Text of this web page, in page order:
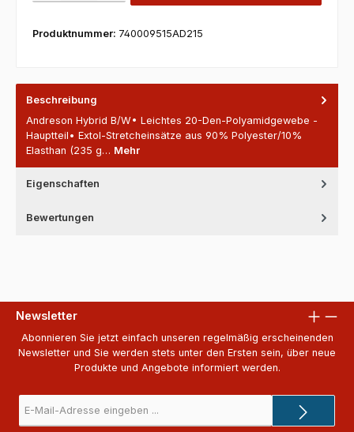
Produktnummer: 740009515AD215
Beschreibung
Andreson Hybrid B/W• Leichtes 20-Den-Polyamidgewebe -
Hauptteil• Extol-Stretcheinsätze aus 90% Polyester/10%
Elasthan (235 g… Mehr
Eigenschaften
Bewertungen
Newsletter
Abonnieren Sie jetzt einfach unseren regelmäßig erscheinenden
Newsletter und Sie werden stets unter den Ersten sein, über neue
Produkte und Angebote informiert werden.
Mail-